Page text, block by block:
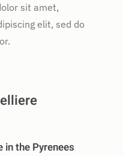
sit amet,
elit, sed do
in the Pyrenees